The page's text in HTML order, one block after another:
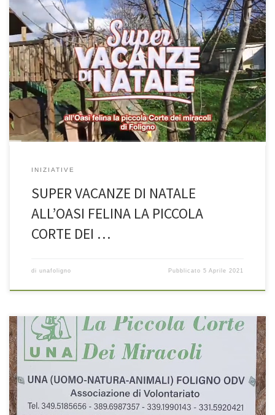
INIZIATIVE
SUPER VACANZE DI NATALE
ALL’OASI FELINA LA PICCOLA
CORTE DEI …
di unafoligno Pubblicato5 Aprile 2021